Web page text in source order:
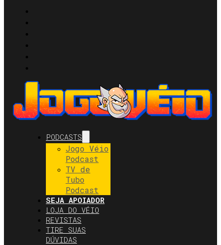
PODCASTS
Jogo Véio
Podcast
TV de
Tubo
Podcast
SEJA APOIADOR
LOJA DO VÉIO
REVISTAS
TIRE SUAS
DÚVIDAS